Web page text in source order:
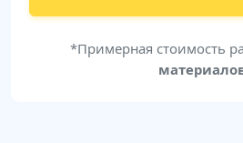
*Примерная стоимость